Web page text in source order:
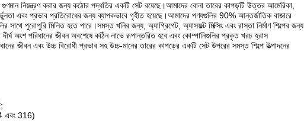
নিয়ন্ত্রণ করার জন্য কঠোর পদ্ধতির একটি সেট রয়েছে।আমাদের বোনা তারের কাপড়টি উত্তর আমেরিকা,
এবং প্রভাব প্রতিরোধের জন্য ব্যাপকভাবে গৃহীত হয়েছে।আমাদের পণ্যগুলির 90% আন্তর্জাতিক বাজারে
সাথে পুরোপুরি মিলিত হতে পারে।সমস্ত খনির জন্য, অ্যাগ্রিগেট, অ্যাসফল্ট মিক্সিং এবং রাস্তা নির্মাণ শিল্পের জন্য,
অংশ পরিধানের জীবন অবশেষে কঠিন লাভে রূপান্তরিত হবে এবং কোম্পানিগুলির প্রকৃত খরচ হ্রাস
জীবন এবং উচ্চ বিরোধী প্রভাব সহ উচ্চ-মানের তারের কাপড়ের একটি সেট উপরের সমস্ত শিল্পে উত্পাদনের
এবং 316)